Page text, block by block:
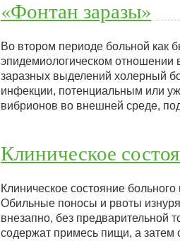
«Фонтан заразы»
Во втором периоде больной как
эпидемиологическом отношении
заразных выделений холерный
инфекции, потенциальным или
вибрионов во внешней среде,
Клиническое
Клиническое состояние
Обильные поносы и рвоты
внезапно, без предварительной
содержат примесь пищи, а